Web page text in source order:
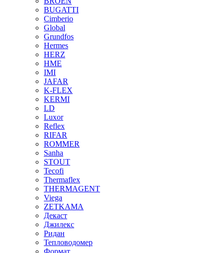
BUGATTI
Cimberio
Global
Grundfos
Hermes
HERZ
HME
IMI
JAFAR
K-FLEX
KERMI
LD
Luxor
Reflex
RIFAR
ROMMER
Sanha
STOUT
Tecofi
Thermaflex
THERMAGENT
Viega
ZETKAMA
Декаст
Джилекс
Ридан
Тепловодомер
Формат